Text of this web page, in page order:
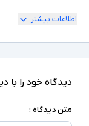
قابلیت شارژ
اطلاعات بیشتر
دیدگاه خود را با
متن دیدگاه :